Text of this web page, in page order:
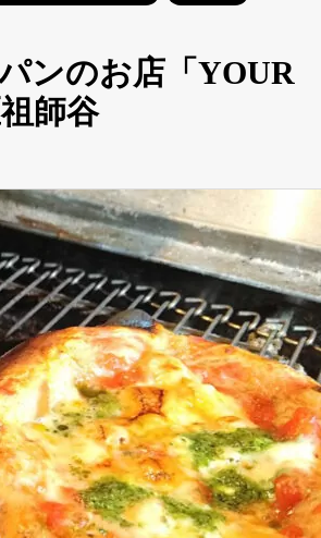
ンのお店「YOUR
師谷